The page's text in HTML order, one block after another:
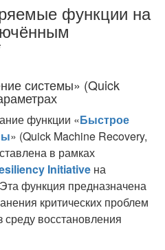
функции на
системы» (Quick
функции «Быстрое
» (Quick Machine Recovery,
в рамках
Initiative на
функция предназначена
критических проблем
среду восстановления